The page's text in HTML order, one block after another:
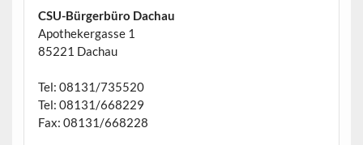
CSU-Bürgerbüro Dachau
Apothekergasse 1
85221 Dachau
Tel: 08131/735520
Tel: 08131/668229
Fax: 08131/668228